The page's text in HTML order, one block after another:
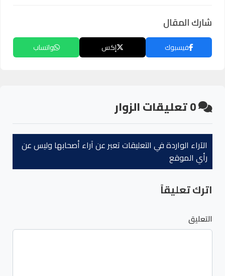
شارك المقال
فيسبوك إكس واتساب
0تعليقات الزوار
الآراء الواردة في التعليقات تعبر عن آراء أصحابها وليس عن
رأي الموقع
اترك تعليقاً
التعليق